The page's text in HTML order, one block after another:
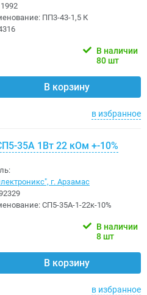
1992
ПП3-43-1,5 К
В наличии
80 шт
В корзину
в избранное
35А 1Вт 22 кОм +-10%
г. Арзамас
СП5-35А-1-22к-10%
В наличии
8 шт
В корзину
в избранное